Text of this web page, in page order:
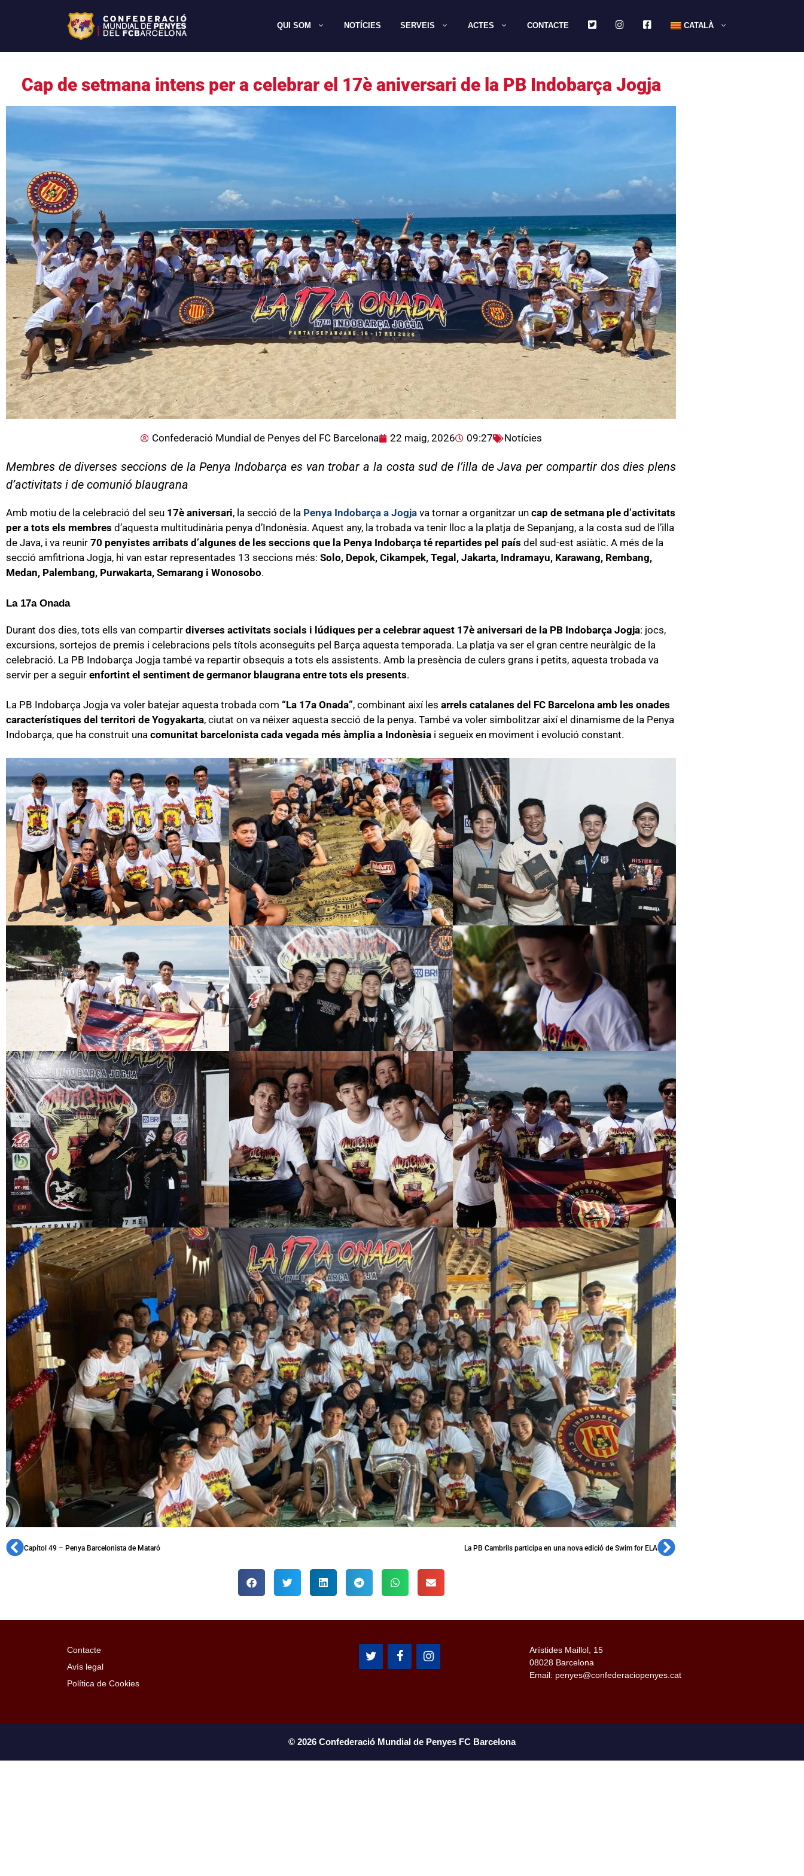
QUI SOM NOTÍCIES SERVEIS ACTES CONTACTE TWITTERINSTAGRAMFACEBOOKCATALÀ
Cap de setmana intens per a celebrar el 17è aniversari de la PB Indobarça Jogja
Confederació Mundial de Penyes del FC Barcelona 22 maig, 2026 09:27 Notícies
Membres de diverses seccions de la Penya Indobarça es van trobar a la costa sud de l’illa de Java per compartir dos dies plens
d’activitats i de comunió blaugrana
Amb motiu de la celebració del seu 17è aniversari, la secció de la Penya Indobarça a Jogja va tornar a organitzar un cap de setmana ple d’activitats
per a tots els membres d’aquesta multitudinària penya d’Indonèsia. Aquest any, la trobada va tenir lloc a la platja de Sepanjang, a la costa sud de l’illa
de Java, i va reunir 70 penyistes arribats d’algunes de les seccions que la Penya Indobarça té repartides pel país del sud-est asiàtic. A més de la
secció amfitriona Jogja, hi van estar representades 13 seccions més: Solo, Depok, Cikampek, Tegal, Jakarta, Indramayu, Karawang, Rembang,
Medan, Palembang, Purwakarta, Semarang i Wonosobo.
La 17a Onada
Durant dos dies, tots ells van compartir diverses activitats socials i lúdiques per a celebrar aquest 17è aniversari de la PB Indobarça Jogja: jocs,
excursions, sortejos de premis i celebracions pels títols aconseguits pel Barça aquesta temporada. La platja va ser el gran centre neuràlgic de la
celebració. La PB Indobarça Jogja també va repartir obsequis a tots els assistents. Amb la presència de culers grans i petits, aquesta trobada va
servir per a seguir enfortint el sentiment de germanor blaugrana entre tots els presents.
La PB Indobarça Jogja va voler batejar aquesta trobada com “La 17a Onada”, combinant així les arrels catalanes del FC Barcelona amb les onades
característiques del territori de Yogyakarta, ciutat on va néixer aquesta secció de la penya. També va voler simbolitzar així el dinamisme de la Penya
Indobarça, que ha construit una comunitat barcelonista cada vegada més àmplia a Indonèsia i segueix en moviment i evolució constant.
Capítol 49 – Penya Barcelonista de Mataró La PB Cambrils participa en una nova edició de Swim for ELA
Contacte
Avís legal
Política de Cookies
Arístides Maillol, 15
08028 Barcelona
Email: penyes@confederaciopenyes.cat
© 2026 Confederació Mundial de Penyes FC Barcelona